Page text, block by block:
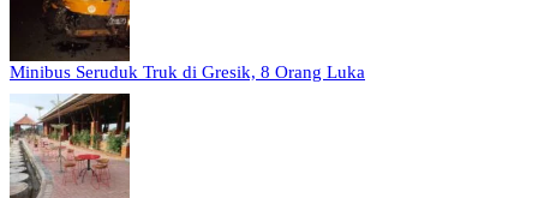
Minibus Seruduk Truk di Gresik, 8 Orang Luka